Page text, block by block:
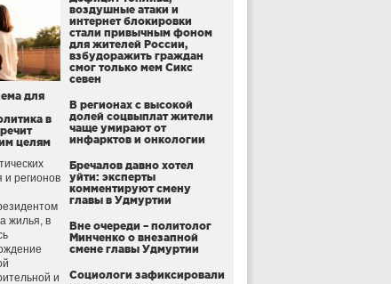
для
в
целям
и регионов
жилья, в
и
воздушные атаки и
интернет блокировки
стали привычным фоном
для жителей России,
взбудоражить граждан
смог только мем Сикс
севен
В регионах с высокой
долей соцвыплат жители
чаще умирают от
инфарктов и онкологии
Бречалов давно хотел
уйти: эксперты
комментируют смену
главы в Удмуртии
Вне очереди – политолог
Минченко о внезапной
смене главы Удмуртии
Социологи зафиксировали